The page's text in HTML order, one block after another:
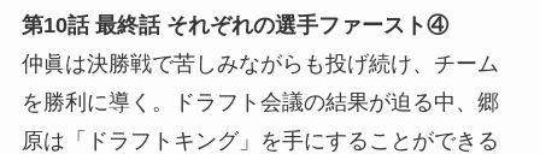
第10話 最終話 それぞれの選手ファースト④
仲眞は決勝戦で苦しみながらも投げ続け、チーム
を勝利に導く。ドラフト会議の結果が迫る中、郷
原は「ドラフトキング」を手にすることができる